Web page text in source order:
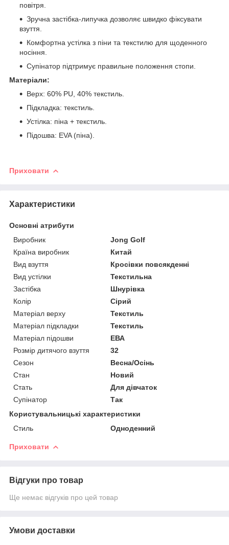
повітря.
Зручна застібка-липучка дозволяє швидко фіксувати
взуття.
Комфортна устілка з піни та текстилю для щоденного
носіння.
Супінатор підтримує правильне положення стопи.
Матеріали:
Верх: 60% PU, 40% текстиль.
Підкладка: текстиль.
Устілка: піна + текстиль.
Підошва: EVA (піна).
Приховати
Характеристики
Основні атрибути
Виробник
Jong Golf
Країна виробник
Китай
Вид взуття
Кросівки повсякденні
Вид устілки
Текстильна
Застібка
Шнурівка
Колір
Сірий
Матеріал верху
Текстиль
Матеріал підкладки
Текстиль
Матеріал підошви
ЕВА
Розмір дитячого взуття
32
Сезон
Весна/Осінь
Стан
Новий
Стать
Для дівчаток
Супінатор
Так
Користувальницькі характеристики
Стиль
Одноденний
Приховати
Відгуки про товар
Ще немає відгуків про цей товар
Умови доставки